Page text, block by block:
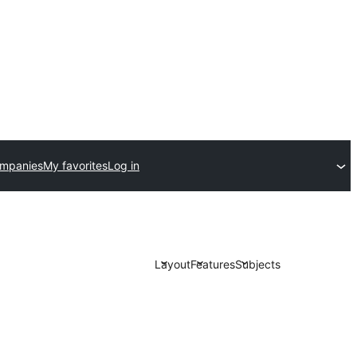
My favoritesLog in
LayoutFeaturesSubjects